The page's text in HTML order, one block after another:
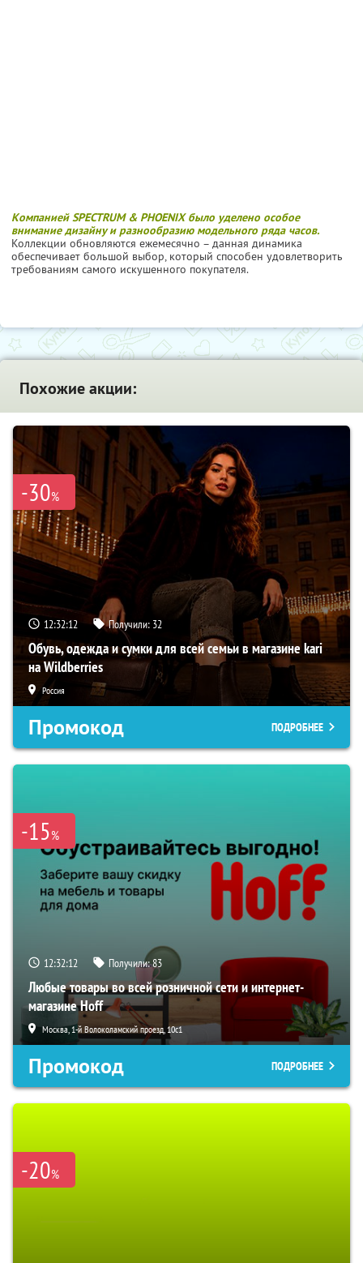
Компанией SPECTRUM & PHOENIX было уделено особое
внимание дизайну и разнообразию модельного ряда часов.
Коллекции обновляются ежемесячно – данная динамика
обеспечивает большой выбор, который способен удовлетворить
требованиям самого искушенного покупателя.
Похожие акции:
-30%
12:32:11 Получили: 32
Обувь, одежда и сумки для всей семьи в магазине kari
на Wildberries
Россия
Промокод ПОДРОБНЕЕ
-15%
12:32:11 Получили:83
Любые товары во всей розничной сети и интернет-
магазине Hoff
Москва, 1-й Волоколамский проезд, 10с1
Промокод ПОДРОБНЕЕ
-20%